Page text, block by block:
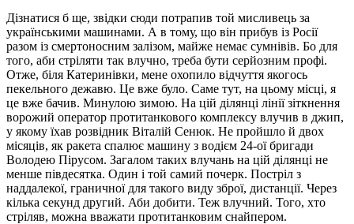
Дізнатися б ще, звідки сюди потрапив той мисливець за
українськими машинами. А в тому, що він прибув із Росії
разом із смертоносним залізом, майже немає сумнівів. Бо для
того, аби стріляти так влучно, треба бути серйозним профі.
Отже, біля Катеринівки, мене охопило відчуття якогось
пекельного дежавю. Це вже було. Саме тут, на цьому місці, я
це вже бачив. Минулою зимою. На цій ділянці лінії зіткнення
ворожий оператор протитанкового комплексу влучив в джип,
у якому їхав розвідник Віталій Сенюк. Не пройшло й двох
місяців, як ракета спалює машину з водієм 24-ої бригади
Володею Пірусом. Загалом таких влучань на цій ділянці не
менше півдесятка. Один і той самий почерк. Постріл з
наддалекої, граничної для такого виду зброї, дистанції. Через
кілька секунд другий. Аби добити. Теж влучний. Того, хто
стріляв, можна вважати протитанковим снайпером.